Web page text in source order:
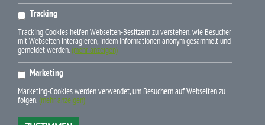
* Alle Preise inkl. gesetzl. Mehrwertsteuer zzgl. Versandkosten und
ggf. Nachnahmegebühren, wenn nicht anders beschrieben
Newsletter-Bestellung
Telefon +49 (0) 79 45-9 43 95 24
Tracking
Tracking Cookies helfen Webseiten-Besitzern zu verstehen, wie Besucher
mit Webseiten interagieren, indem Informationen anonym gesammelt und
gemeldet werden.(mehr anzeigen)
Marketing
Marketing-Cookies werden verwendet, um Besuchern auf Webseiten zu
folgen.(mehr anzeigen)